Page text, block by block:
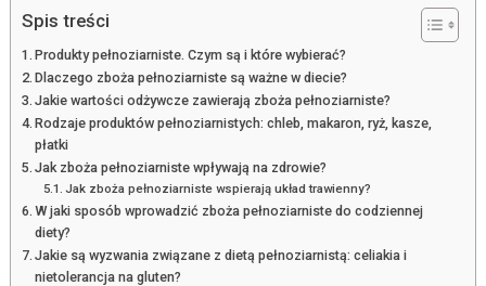
Spis treści
Produkty pełnoziarniste. Czym są i które wybierać?
Dlaczego zboża pełnoziarniste są ważne w diecie?
Jakie wartości odżywcze zawierają zboża pełnoziarniste?
Rodzaje produktów pełnoziarnistych: chleb, makaron, ryż, kasze,
płatki
Jak zboża pełnoziarniste wpływają na zdrowie?
Jak zboża pełnoziarniste wspierają układ trawienny?
W jaki sposób wprowadzić zboża pełnoziarniste do codziennej
diety?
Jakie są wyzwania związane z dietą pełnoziarnistą: celiakia i
nietolerancja na gluten?